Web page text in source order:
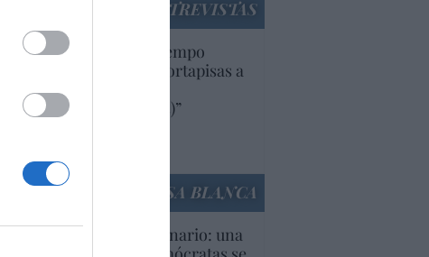
ENTREVISTAS
“Europa lleva mucho tiempo
poniendo aranceles y cortapisas a
productos y compañías
americanas (y europeas)”
LA CASA BLANCA
EEUU. Inquietante escenario: una